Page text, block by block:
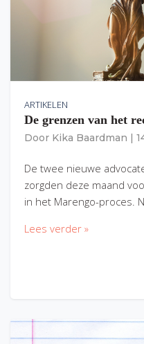
ARTIKELEN
De grenzen van het
Door Kika Baardman
De twee nieuwe
zorgden deze maand
in het Marengo-proces.
Lees verder »